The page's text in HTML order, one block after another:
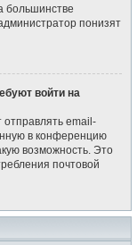
большинстве
понизят
войти на
отправлять email-
в конференцию
возможность. Это
почтовой